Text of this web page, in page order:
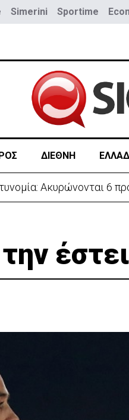
Simerini Sportime
ΔΙΕΘΝΗ
Ακυρώνονται 6